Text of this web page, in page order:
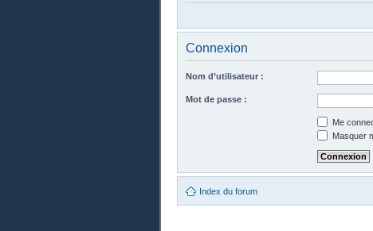
Connexion
Nom d’utilisateur :
Mot de passe :
Me
Masquer
Index du forum